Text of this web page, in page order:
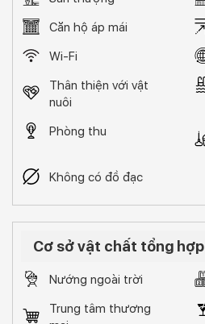
Căn hộ áp mái
Wi-Fi
Thân thiện với vật
nuôi
Phòng thu
Không có đồ đạc
Cơ sở vật chất tổng hợp
Nướng ngoài trời
Trung tâm thương